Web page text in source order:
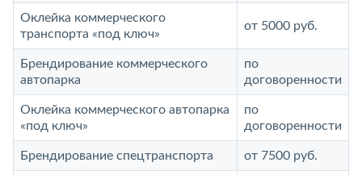
Оклейка коммерческого
транспорта «под ключ»
от 5000 руб.
Брендирование коммерческого
автопарка
по
договоренности
Оклейка коммерческого автопарка
«под ключ»
по
договоренности
Брендирование спецтранспорта от 7500 руб.